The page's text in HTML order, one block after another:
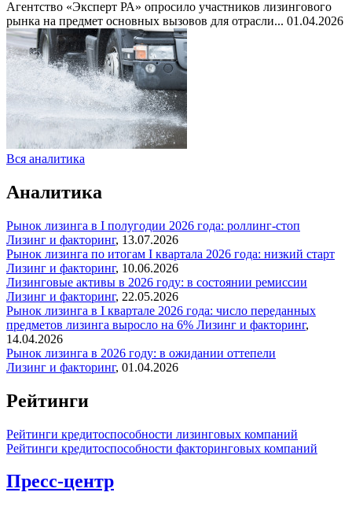
Агентство «Эксперт РА» опросило участников лизингового
рынка на предмет основных вызовов для отрасли... 01.04.2026
Вся аналитика
Аналитика
Рынок лизинга в I полугодии 2026 года: роллинг-стоп
Лизинг и факторинг, 13.07.2026
Рынок лизинга по итогам I квартала 2026 года: низкий старт
Лизинг и факторинг, 10.06.2026
Лизинговые активы в 2026 году: в состоянии ремиссии
Лизинг и факторинг, 22.05.2026
Рынок лизинга в I квартале 2026 года: число переданных
предметов лизинга выросло на 6% Лизинг и факторинг,
14.04.2026
Рынок лизинга в 2026 году: в ожидании оттепели
Лизинг и факторинг, 01.04.2026
Рейтинги
Рейтинги кредитоспособности лизинговых компаний
Рейтинги кредитоспособности факторинговых компаний
Пресс-центр